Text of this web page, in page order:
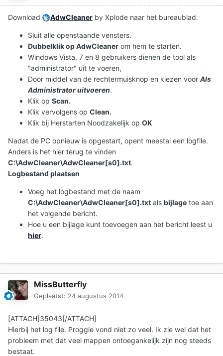
Download AdwCleaner by Xplode naar het bureaublad.
Sluit alle openstaande vensters.
Dubbelklik op AdwCleaner om hem te starten.
Windows Vista, 7 en 8 gebruikers dienen de tool als
"administrator" uit te voeren,
Door middel van de rechtermuisknop en kiezen voor Als
Administrator uitvoeren.
Klik op Scan.
Klik vervolgens op Clean.
Klik bij Herstarten Noodzakelijk op OK
Nadat de PC opnieuw is opgestart, opent meestal een logfile.
Anders is het hier terug te vinden
C:\AdwCleaner\AdwCleaner[s0].txt.
Logbestand plaatsen
Voeg het logbestand met de naam
C:\AdwCleaner\AdwCleaner[s0].txt als bijlage toe aan
het volgende bericht.
Hoe u een bijlage kunt toevoegen aan het bericht leest u
hier.
MissButterfly
Geplaatst: 24 augustus 2014
[ATTACH]35043[/ATTACH]
Hierbij het log file. Proggie vond niet zo veel. Ik zie wel dat het
probleem met dat veel mappen ontoegankelijk zijn nog steeds
bestaat.